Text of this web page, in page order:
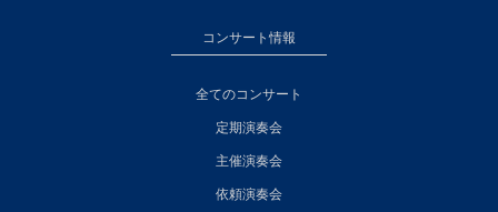
コンサート情報
全てのコンサート
定期演奏会
主催演奏会
依頼演奏会